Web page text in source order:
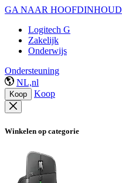
GA NAAR HOOFDINHOUD
Logitech G
Zakelijk
Onderwijs
Ondersteuning
NL,nl
Koop Koop
Winkelen op categorie